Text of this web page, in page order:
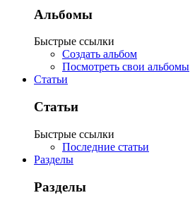
Альбомы
Быстрые ссылки
Создать альбом
Посмотреть свои альбомы
Статьи
Статьи
Быстрые ссылки
Последние статьи
Разделы
Разделы